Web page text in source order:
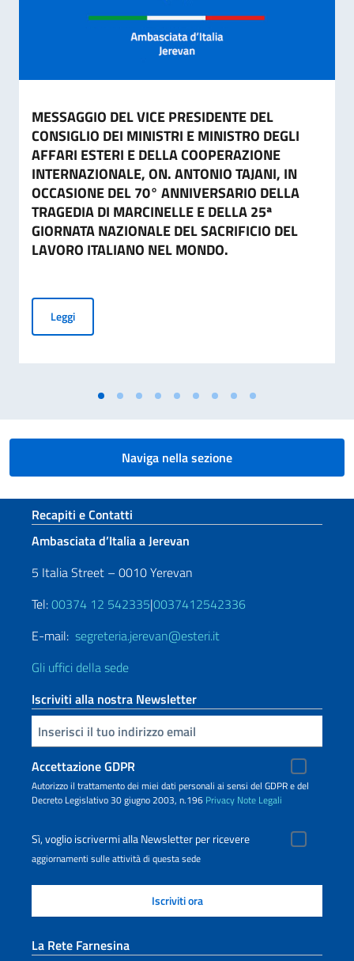
MESSAGGIO DEL VICE PRESIDENTE DEL
CONSIGLIO DEI MINISTRI E MINISTRO DEGLI
AFFARI ESTERI E DELLA COOPERAZIONE
INTERNAZIONALE, ON. ANTONIO TAJANI, IN
OCCASIONE DEL 70° ANNIVERSARIO DELLA
TRAGEDIA DI MARCINELLE E DELLA 25ª
GIORNATA NAZIONALE DEL SACRIFICIO DEL
LAVORO ITALIANO NEL MONDO.
LeggiMESSAGGIO DEL VICE PRESIDENTE DEL CONSIGLIO DEI
Naviga nella sezione
Sezione footer
Recapiti e Contatti
Ambasciata d’Italia a Jerevan
5 Italia Street – 0010 Yerevan
Tel:00374 12 542335|0037412542336
E-mail: segreteria.jerevan@esteri.it
Gli uffici della sede
Iscriviti alla nostra Newsletter
Inserisci la tua email
Accettazione GDPR
Autorizzo il trattamento dei miei dati personali ai sensi del GDPR e del
Decreto Legislativo 30 giugno 2003, n.196 Privacy Note Legali
Sì, voglio iscrivermi alla Newsletter per ricevere
aggiornamenti sulle attività di questa sede
La Rete Farnesina